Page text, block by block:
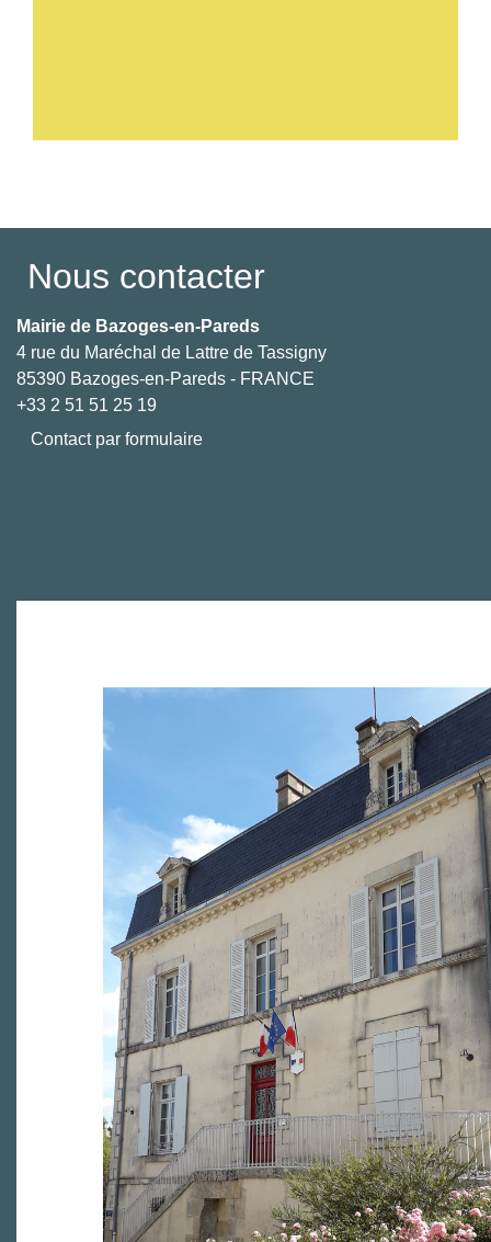
Nous contacter
Mairie de Bazoges-en-Pareds
4 rue du Maréchal de Lattre de Tassigny
85390 Bazoges-en-Pareds - FRANCE
+33 2 51 51 25 19
Contact par formulaire